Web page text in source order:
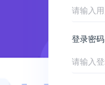
登录密码